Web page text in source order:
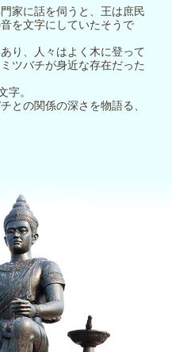
家に話を伺うと、王は庶民
を文字にしていたそうで
り、人々はよく木に登って
ツバチが身近な存在だった
字。
との関係の深さを物語る、